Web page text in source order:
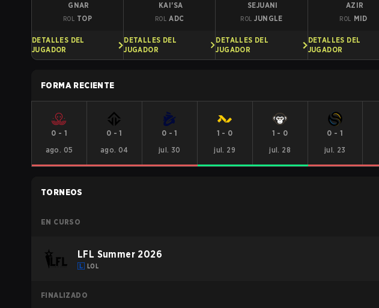
GNAR
ROL TOP
DETALLES DEL
JUGADOR
KAI'SA
ROL ADC
DETALLES DEL
JUGADOR
SEJUANI
ROL JUNGLE
DETALLES DEL
JUGADOR
AZIR
ROL MID
DETALLES DEL
JUGADOR
FORMA RECIENTE
0 - 1
ago. 05
0 -1
ago. 04
0 -1
jul. 30
1 - 0
jul. 29
1 - 0
jul. 28
0 -1
jul. 23
TORNEOS
EN CURSO
LFL Summer 2026
LOL
FINALIZADO